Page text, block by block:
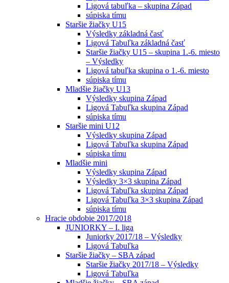
Ligová tabuľka – skupina Západ
súpiska tímu
Staršie žiačky U15
Výsledky základná časť
Ligová Tabuľka základná časť
Staršie žiačky U15 – skupina 1.-6. miesto
– Výsledky
Ligová tabuľka skupina o 1.-6. miesto
súpiska tímu
Mladšie žiačky U13
Výsledky skupina Západ
Ligová Tabuľka skupina Západ
súpiska tímu
Staršie mini U12
Výsledky skupina Západ
Ligová Tabuľka skupina Západ
súpiska tímu
Mladšie mini
Výsledky skupina Západ
Výsledky 3×3 skupina Západ
Ligová Tabuľka skupina Západ
Ligová Tabuľka 3×3 skupina Západ
súpiska tímu
Hracie obdobie 2017/2018
JUNIORKY – I. liga
Juniorky 2017/18 – Výsledky
Ligová Tabuľka
Staršie žiačky – SBA západ
Staršie žiačky 2017/18 – Výsledky
Ligová Tabuľka